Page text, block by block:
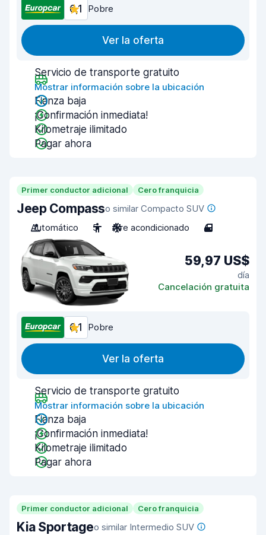
6,1 Pobre
Ver la oferta
Servicio de transporte gratuito
Mostrar información sobre la ubicación
Fianza baja
¡Confirmación inmediata!
Kilometraje ilimitado
Pagar ahora
Primer conductor adicional Cero franquicia
Jeep Compasso similar Compacto SUV
Automático
5 Aire acondicionado 4
59,97 US$
día
Cancelación gratuita
6,1 Pobre
Ver la oferta
Servicio de transporte gratuito
Mostrar información sobre la ubicación
Fianza baja
¡Confirmación inmediata!
Kilometraje ilimitado
Pagar ahora
Primer conductor adicional Cero franquicia
Kia Sportageo similar Intermedio SUV